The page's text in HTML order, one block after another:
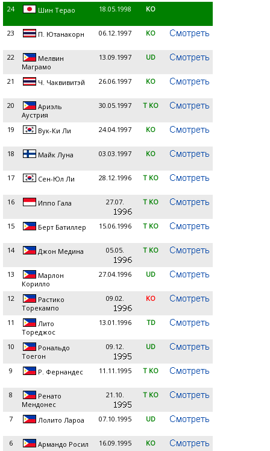
24 Шин Терао 18.05.1998 KO
23 П. Ютанакорн 06.12.1997 KO
22
Мелвин
Маграмо
13.09.1997 UD
21 Ч. Чаквивитэй 26.06.1997 KO
20
Ариэль
Аустрия
30.05.1997 T KO
19 Вук-Ки Ли 24.04.1997 KO
18 Майк Луна 03.03.1997 KO
17 Сен-Юл Ли 28.12.1996 T KO
16 Иппо Гала 27.07. T KO
15 Берт Батиллер 15.06.1996 T KO
14 Джон Медина 05.05. T KO
13
Марлон
Корилло
27.04.1996 UD
12
Растико
Торекампо
09.02. KO
11
Лито
Тореджос
13.01.1996 TD
10
Рональдо
Тоегон
09.12. UD
9 Р. Фернандес 11.11.1995 T KO
8
Ренато
Мендонес
21.10. T KO
7 Лолито Лароа 07.10.1995 UD
6 Армандо Росил 16.09.1995 KO